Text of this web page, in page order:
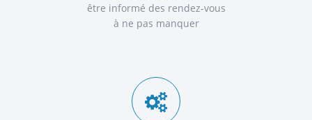
être informé des rendez-vous
à ne pas manquer